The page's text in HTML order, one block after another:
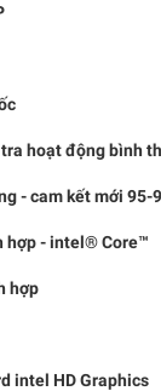
động bình
kết mới 95-
- intel® Core™
hợp
intel HD Graphics